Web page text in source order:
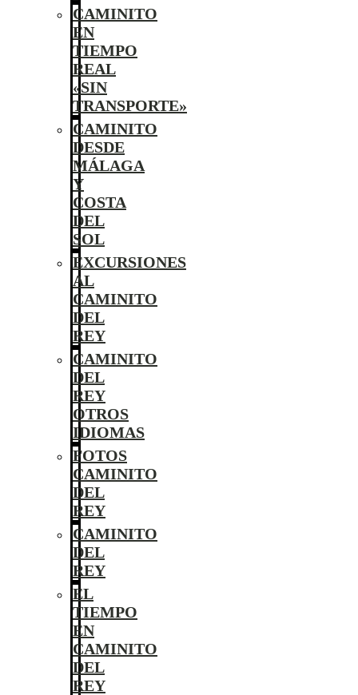
CAMINITO
EN
TIEMPO
REAL
«SIN
TRANSPORTE»
CAMINITO
DESDE
MÁLAGA
Y
COSTA
DEL
SOL
EXCURSIONES
AL
CAMINITO
DEL
REY
CAMINITO
DEL
REY
OTROS
IDIOMAS
FOTOS
CAMINITO
DEL
REY
CAMINITO
DEL
REY
EL
TIEMPO
EN
CAMINITO
DEL
REY